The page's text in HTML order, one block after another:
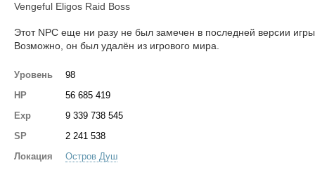
Vengeful Eligos Raid Boss
Этот NPC еще ни разу не был замечен в последней версии
Возможно, он был удалён из игрового мира.
Уровень
98
HP
56 685 419
Exp
9 339 738 545
SP
2 241 538
Локация
Остров Душ